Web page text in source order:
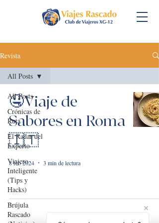
Revista
All Posts
Crónicas de
Ruta
El Radar del
Experto
Viajero
Inteligente
(Tips y
Hacks)
Brújula
Rascado
All Posts
🤤Viaje de
Sabores en Roma
🇮🇹
8 feb 2024 3 min de lectura